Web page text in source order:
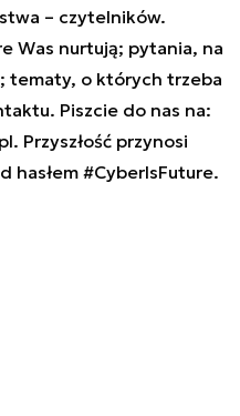
– czytelników.
Was nurtują; pytania, na
tematy, o których trzeba
Piszcie do nas na:
. Przyszłość przynosi
hasłem #CyberIsFuture.